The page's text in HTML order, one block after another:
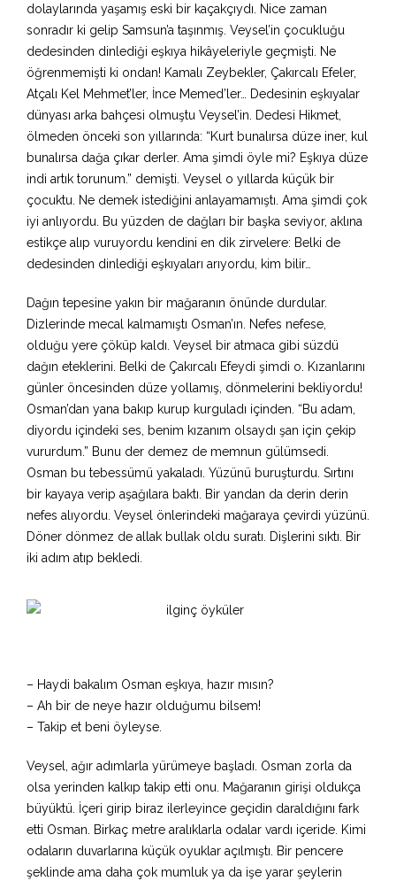
dolaylarında yaşamış eski bir kaçakçıydı. Nice zaman
sonradır ki gelip Samsun’a taşınmış. Veysel’in çocukluğu
dedesinden dinlediği eşkıya hikâyeleriyle geçmişti. Ne
öğrenmemişti ki ondan! Kamalı Zeybekler, Çakırcalı Efeler,
Atçalı Kel Mehmet’ler, İnce Memed’ler… Dedesinin eşkıyalar
dünyası arka bahçesi olmuştu Veysel’in. Dedesi Hikmet,
ölmeden önceki son yıllarında: “Kurt bunalırsa düze iner, kul
bunalırsa dağa çıkar derler. Ama şimdi öyle mi? Eşkıya düze
indi artık torunum.” demişti. Veysel o yıllarda küçük bir
çocuktu. Ne demek istediğini anlayamamıştı. Ama şimdi çok
iyi anlıyordu. Bu yüzden de dağları bir başka seviyor, aklına
estikçe alıp vuruyordu kendini en dik zirvelere: Belki de
dedesinden dinlediği eşkıyaları arıyordu, kim bilir…
Dağın tepesine yakın bir mağaranın önünde durdular.
Dizlerinde mecal kalmamıştı Osman’ın. Nefes nefese,
olduğu yere çöküp kaldı. Veysel bir atmaca gibi süzdü
dağın eteklerini. Belki de Çakırcalı Efeydi şimdi o. Kızanlarını
günler öncesinden düze yollamış, dönmelerini bekliyordu!
Osman’dan yana bakıp kurup kurguladı içinden. “Bu adam,
diyordu içindeki ses, benim kızanım olsaydı şan için çekip
vururdum.” Bunu der demez de memnun gülümsedi.
Osman bu tebessümü yakaladı. Yüzünü buruşturdu. Sırtını
bir kayaya verip aşağılara baktı. Bir yandan da derin derin
nefes alıyordu. Veysel önlerindeki mağaraya çevirdi yüzünü.
Döner dönmez de allak bullak oldu suratı. Dişlerini sıktı. Bir
iki adım atıp bekledi.
– Haydi bakalım Osman eşkıya, hazır mısın?
– Ah bir de neye hazır olduğumu bilsem!
– Takip et beni öyleyse.
Veysel, ağır adımlarla yürümeye başladı. Osman zorla da
olsa yerinden kalkıp takip etti onu. Mağaranın girişi oldukça
büyüktü. İçeri girip biraz ilerleyince geçidin daraldığını fark
etti Osman. Birkaç metre aralıklarla odalar vardı içeride. Kimi
odaların duvarlarına küçük oyuklar açılmıştı. Bir pencere
şeklinde ama daha çok mumluk ya da işe yarar şeylerin